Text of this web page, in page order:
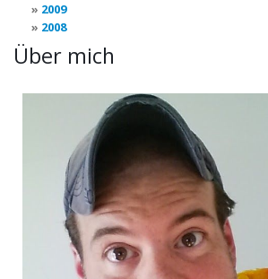
2009
2008
Über mich